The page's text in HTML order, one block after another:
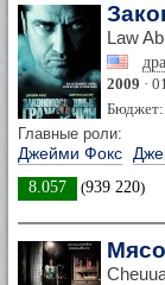
Law
2009 ·
Главные роли:
Джейми Фокс
8.057 (939 220)